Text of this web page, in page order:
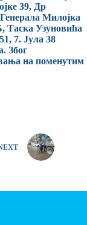
39, Др
Милојка
Таска Узуновића
7. Јула 38
Због
на поменутим